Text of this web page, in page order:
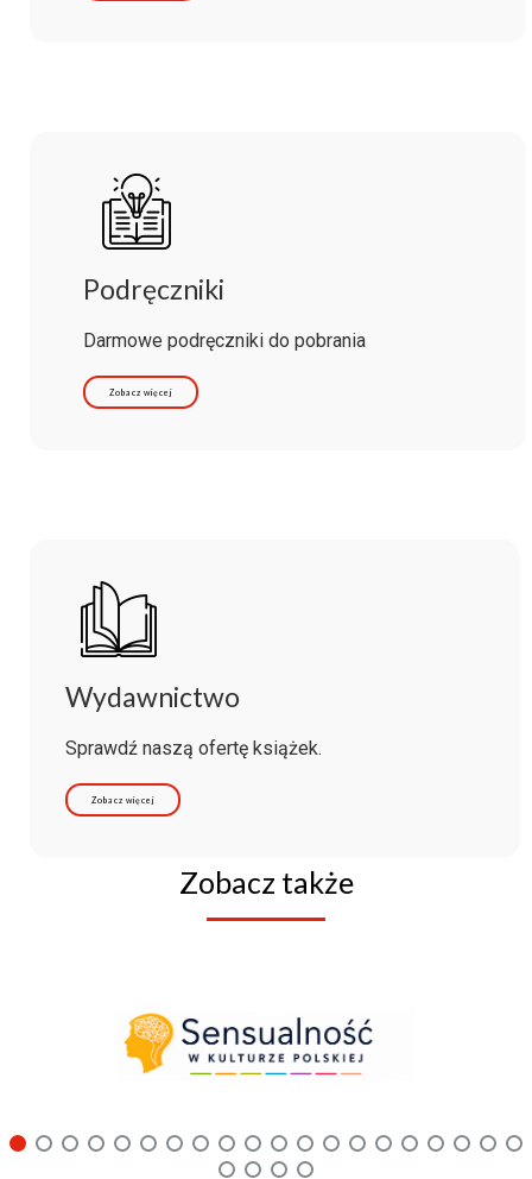
Podręczniki
Darmowe podręczniki do pobrania
Zobacz więcej
Wydawnictwo
Sprawdź naszą ofertę książek.
Zobacz więcej
Zobacz także